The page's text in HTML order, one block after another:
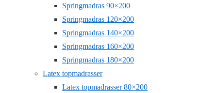
Springmadras 90×200
Springmadras 120×200
Springmadras 140×200
Springmadras 160×200
Springmadras 180×200
Latex topmadrasser
Latex topmadrasser 80×200